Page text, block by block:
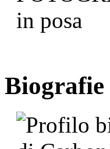
Biografie